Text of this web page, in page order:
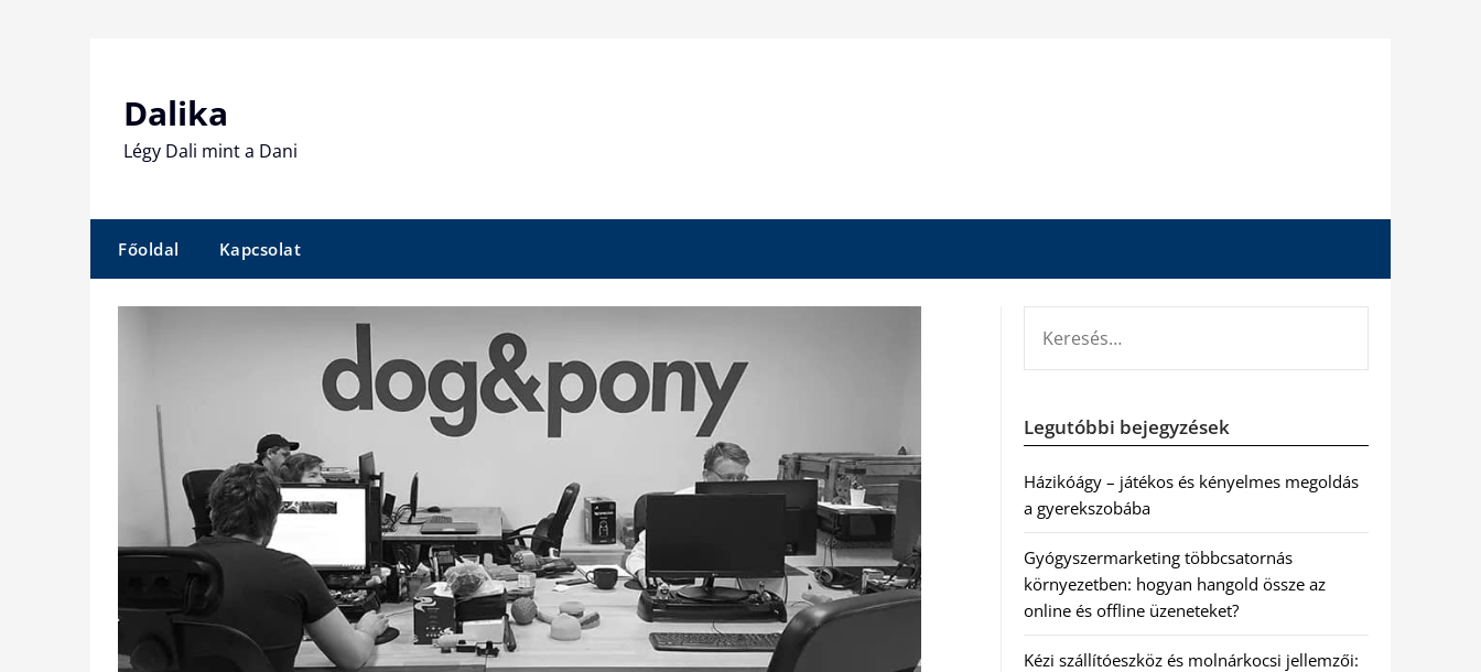
Dalika
Légy Dali mint a Dani
Főoldal Kapcsolat
Legutóbbi bejegyzések
Házikóágy – játékos és kényelmes megoldás
a gyerekszobába
Gyógyszermarketing többcsatornás
környezetben: hogyan hangold össze az
online és offline üzeneteket?
Kézi szállítóeszköz és molnárkocsi jellemzői: